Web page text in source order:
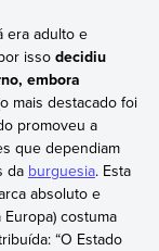
era adulto e
isso decidiu
embora
mais destacado foi
promoveu a
que dependiam
da burguesia. Esta
absoluto e
costuma
“O Estado